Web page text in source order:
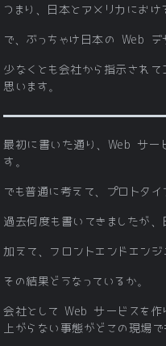
つまり、日本とアメリカにお
で、ぶっちゃけ日本の Web
少なくとも会社から指示され
思います。
最初に書いた通り、Web サー
す。
でも普通に考えて、プロトタ
過去何度も書いてきましたが
加えて、フロントエンドエンジ
その結果どうなっているか。
会社として Web サービスを作
上がらない事態がどこの現場で